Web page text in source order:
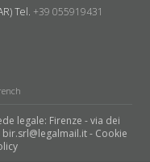
Tel. +39 055919431
legale: Firenze - via dei
bir.srl@legalmail.it - Cookie